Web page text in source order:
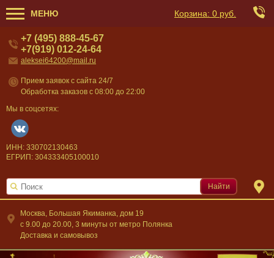
МЕНЮ Корзина: 0 руб.
Москва, Большая Якиманка, дом 19
c 9.00 до 20.00, 3 минуты от метро Полянка
Доставка и самовывоз
+7 (495) 888-45-67
+7(919) 012-24-64
aleksei64200@mail.ru
Прием заявок с сайта 24/7
Обработка заказов с 08:00 до 22:00
Мы в соцсетях:
ИНН: 330702130463
ЕГРИП: 304333405100010
Найти